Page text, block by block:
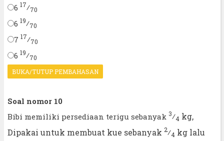
6 17⁄70
6 19⁄70
7 17⁄70
6 19⁄70
BUKA/TUTUP PEMBAHASAN
Soal nomor 10
Bibi memiliki persediaan terigu sebanyak 3⁄4 kg,
Dipakai untuk membuat kue sebanyak 2⁄4 kg lalu